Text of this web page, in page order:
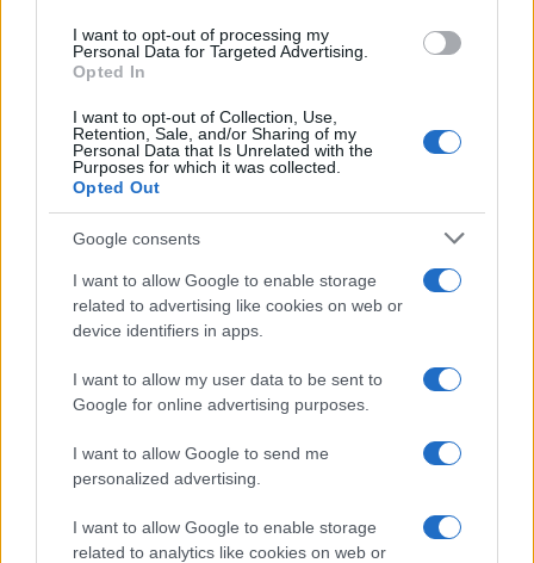
I want to opt-out of processing my
Personal Data for Targeted Advertising.
Opted In
I want to opt-out of Collection, Use,
Retention, Sale, and/or Sharing of my
Personal Data that Is Unrelated with the
Purposes for which it was collected.
Opted Out
Google consents
I want to allow Google to enable storage
related to advertising like cookies on web or
device identifiers in apps.
I want to allow my user data to be sent to
Google for online advertising purposes.
I want to allow Google to send me
personalized advertising.
I want to allow Google to enable storage
related to analytics like cookies on web or
επικίνδυνος
Παράλληλα, προβλέπεται ότι οι λαϊκές αγορές που
απαρτίζονται αποκλειστικά από παραγωγούς θα
ιδρύονται μόνο από τον φορέα λειτουργίας λαϊκών
αγορών.
Τι αλλάζει για θέσεις και κορμούς αγορών
Ο νέος νόμος προβλέπει ότι τα σωματεία, μέσα σε
διάστημα 4 μηνών, θα προχωρήσουν σε διαγράμμιση και
καταγραφή των κενών θέσεων.
Στο ίδιο διάστημα θα συγκεντρωθούν και τα αιτήματα
βελτίωσης από τους πωλητές, ώστε να αποτυπωθούν οι
Οι λαϊκές αγορές οργανώνονται πλέον με κορμούς,
όπως Α΄ Πειραιά, Β΄ Πειραιά, Γ΄ Πειραιά, Α΄ Αθηνών και
αντίστοιχες κατηγορίες.